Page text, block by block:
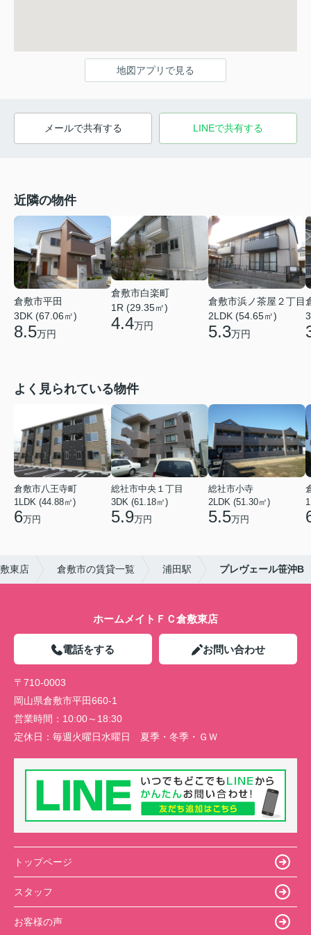
地図アプリで見る
メールで共有する LINEで共有する
近隣の物件
倉敷市平田
3DK (67.06㎡)
8.5万円
倉敷市白楽町
1R (29.35㎡)
4.4万円
倉敷市浜ノ茶屋２丁目
2LDK (54.65㎡)
5.3万円
よく見られている物件
倉敷市八王寺町
1LDK (44.88㎡)
6万円
総社市中央１丁目
3DK (61.18㎡)
5.9万円
総社市小寺
2LDK (51.30㎡)
5.5万円
東店 倉敷市の賃貸一覧 浦田駅 プレヴェール笹沖B
ホームメイトＦＣ倉敷東店
電話をする お問い合わせ
〒710-0003
岡山県倉敷市平田660-1
営業時間： 10:00～18:30
定休日： 毎週火曜日水曜日 夏季・冬季・ＧＷ
トップページ
スタッフ
お客様の声